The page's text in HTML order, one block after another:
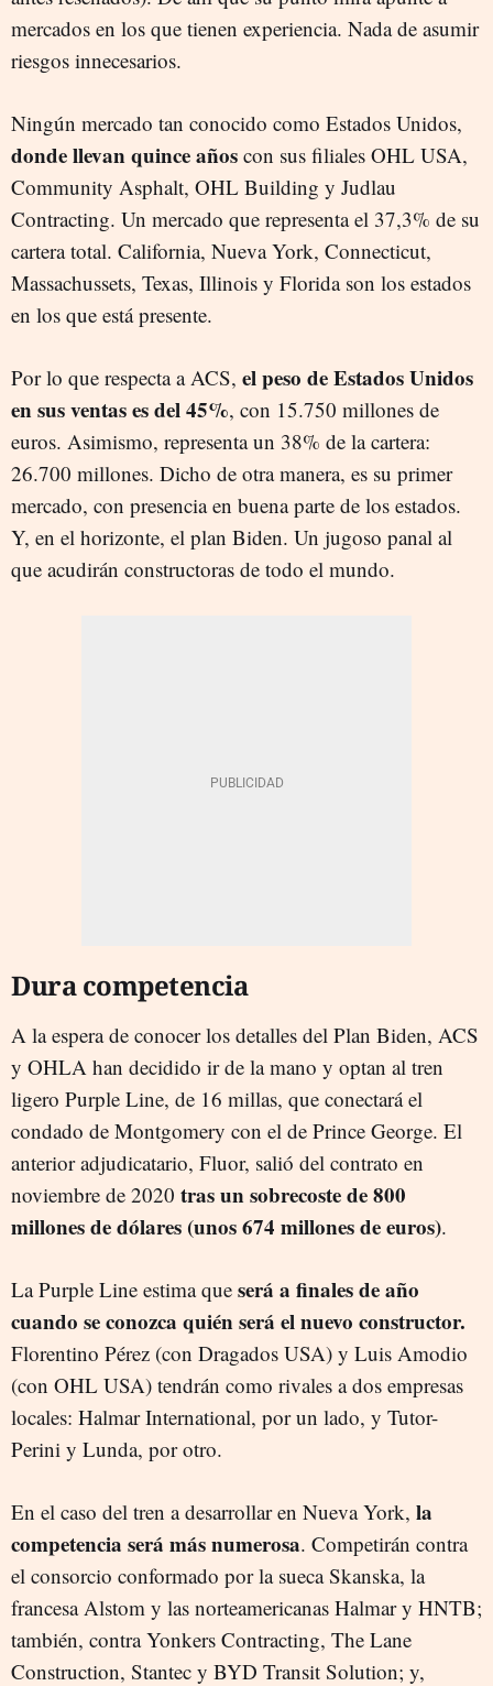
mercados en los que tienen experiencia. Nada de asumir
riesgos innecesarios.
Ningún mercado tan conocido como Estados Unidos,
donde llevan quince años con sus filiales OHL USA,
Community Asphalt, OHL Building y Judlau
Contracting. Un mercado que representa el 37,3% de su
cartera total. California, Nueva York, Connecticut,
Massachussets, Texas, Illinois y Florida son los estados
en los que está presente.
Por lo que respecta a ACS, el peso de Estados Unidos
en sus ventas es del 45%, con 15.750 millones de
euros. Asimismo, representa un 38% de la cartera:
26.700 millones. Dicho de otra manera, es su primer
mercado, con presencia en buena parte de los estados.
Y, en el horizonte, el plan Biden. Un jugoso panal al
que acudirán constructoras de todo el mundo.
Dura competencia
A la espera de conocer los detalles del Plan Biden, ACS
y OHLA han decidido ir de la mano y optan al tren
ligero Purple Line, de 16 millas, que conectará el
condado de Montgomery con el de Prince George. El
anterior adjudicatario, Fluor, salió del contrato en
noviembre de 2020 tras un sobrecoste de 800
millones de dólares (unos 674 millones de euros).
La Purple Line estima que será a finales de año
cuando se conozca quién será el nuevo constructor.
Florentino Pérez (con Dragados USA) y Luis Amodio
(con OHL USA) tendrán como rivales a dos empresas
locales: Halmar International, por un lado, y Tutor-
Perini y Lunda, por otro.
En el caso del tren a desarrollar en Nueva York, la
competencia será más numerosa. Competirán contra
el consorcio conformado por la sueca Skanska, la
francesa Alstom y las norteamericanas Halmar y HNTB;
también, contra Yonkers Contracting, The Lane
Construction, Stantec y BYD Transit Solution; y,